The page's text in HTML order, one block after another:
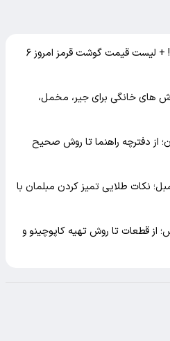
گوشت خورشتی کیلویی چند ؟! + لیست قیمت گوشت قرمز امروز ۶
های خانگی برای جیر، مخمل،
از دفترچه راهنما تا روش صحیح
نکات طلایی تمیز کردن مبلمان با
از قطعات تا روش تهیه کاپوچینو و